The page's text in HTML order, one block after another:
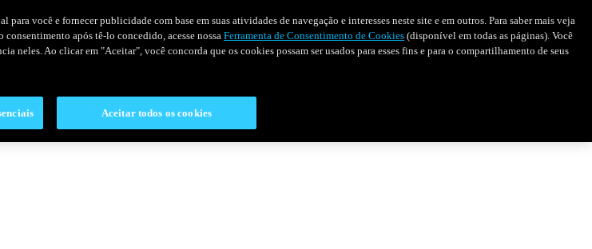
você e fornecer publicidade com base em suas atividades de navegação e interesses neste site e em outros. Para saber mais veja
após tê-lo concedido, acesse nossa Ferramenta de Consentimento de Cookies (disponível em todas as páginas). Você
neles. Ao clicar em "Aceitar", você concorda que os cookies possam ser usados para esses fins e para o compartilhamento de seus
Aceitar todos os cookies